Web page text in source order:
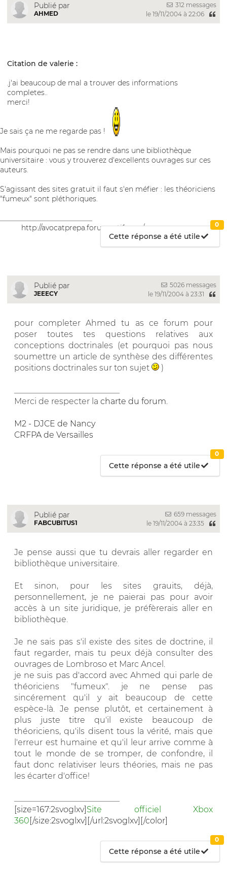
Publié par
AHMED
312 messages
le 19/11/2004 à 22:06
Citation de valerie :
.j'ai beaucoup de mal a trouver des informations
completes..
merci!
Je sais ça ne me regarde pas !
Mais pourquoi ne pas se rendre dans une bibliothèque
universitaire : vous y trouverez d'excellents ouvrages sur ces
auteurs.
S'agissant des sites gratuit il faut s'en méfier : les théoriciens
"fumeux" sont pléthoriques.
http://avocatprepa.forumactif.com/
Cette réponse a été utile
0
Publié par
JEEECY
5026 messages
le 19/11/2004 à 23:31
pour completer Ahmed tu as ce forum pour
poser toutes tes questions relatives aux
conceptions doctrinales (et pourquoi pas nous
soumettre un article de synthèse des différentes
positions doctrinales sur ton sujet
)
Merci de respecter la charte du forum
M2 - DJCE de Nancy
CRFPA de Versailles
Cette réponse a été utile
0
Publié par
FABCUBITUS1
659 messages
le 19/11/2004 à 23:35
Je pense aussi que tu devrais aller regarder en
bibliothèque universitaire.
Et sinon, pour les sites grauits, déjà,
personnellement, je ne paierai pas pour avoir
accès à un site juridique, je préfèrerais aller en
bibliothèque.
Je ne sais pas s'il existe des sites de doctrine, il
faut regarder, mais tu peux déjà consulter des
ouvrages de Lombroso et Marc Ancel.
je ne suis pas d'accord avec Ahmed qui parle de
théoriciens "fumeux". je ne pense pas
sincérement qu'il y ait beaucoup de cette
espèce-là. Je pense plutôt, et certainement à
plus juste titre qu'il existe beaucoup de
théoriciens, qu'ils disent tous la vérité, mais que
l'erreur est humaine et qu'il leur arrive comme à
tout le monde de se tromper, de confondre, il
faut donc relativiser leurs théories, mais ne pas
les écarter d'office!
[size=167:2svoglxv]Site officiel Xbox
360[/size:2svoglxv][/url:2svoglxv][/color]
Cette réponse a été utile
0